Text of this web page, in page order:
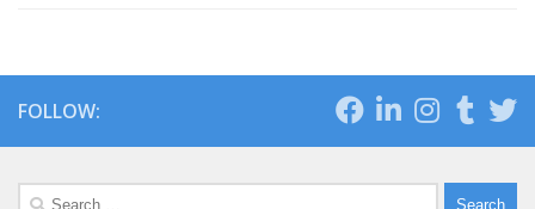
FOLLOW:
Search